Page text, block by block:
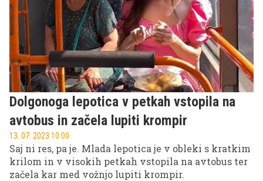
Dolgonoga lepotica v petkah vstopila na
avtobus in začela lupiti krompir
13. 07. 2023 10.00
Saj ni res, pa je. Mlada lepotica je v obleki s kratkim
krilom in v visokih petkah vstopila na avtobus ter
začela kar med vožnjo lupiti krompir.